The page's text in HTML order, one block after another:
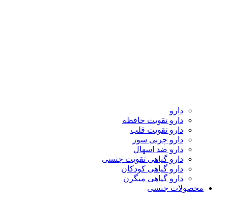
دارو
دارو تقویت حافظه
دارو تقویت قلب
دارو چربی سوز
دارو ضد اسهال
دارو گیاهی تقویت جنسی
دارو گیاهی کودکان
دارو گیاهی میگرن
محصولات جنسی